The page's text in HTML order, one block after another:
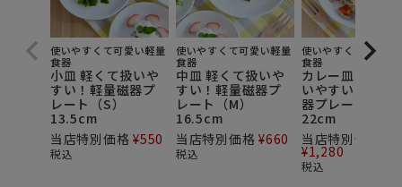
使いやすくて可愛い軽量
食器
小皿 軽くて扱いや
すい！軽量磁器プ
レート（S）
13.5cm
当店特別価格 ¥550
税込
使いやすくて可愛い軽量
食器
中皿 軽くて扱いや
すい！軽量磁器プ
レート（M）
16.5cm
当店特別価格 ¥660
税込
使いやすくて可愛い
食器
カレー皿 軽くて
いやすい！軽量
器プレート（L）
22cm
当店特別価格
¥1,280
税込